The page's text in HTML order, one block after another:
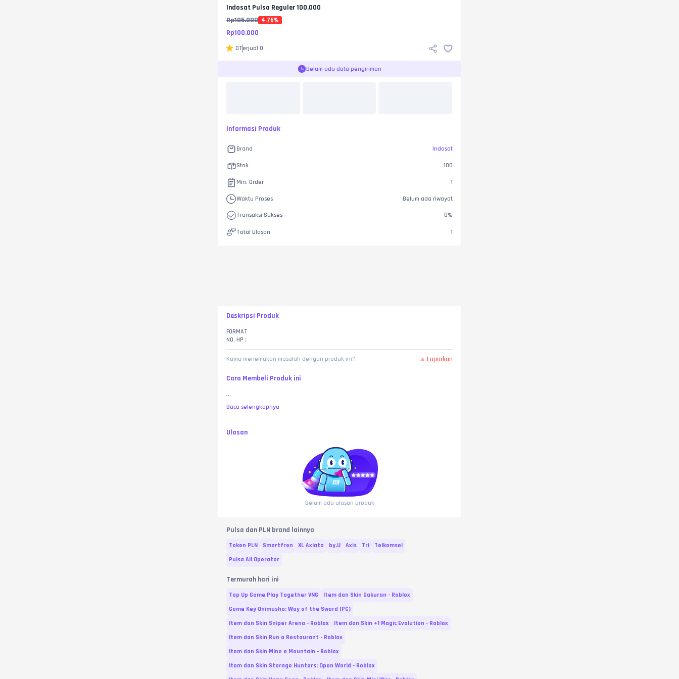
Indosat Pulsa Reguler 100.000
Rp105.000 4.76%
Rp100.000
0Terjual 0
Belum ada data pengiriman
Informasi Produk
Brand Indosat
Stok 100
Min. Order 1
Waktu Proses Belum ada riwayat
Transaksi Sukses 0%
Total Ulasan 1
Deskripsi Produk
FORMAT
NO. HP :
Kamu menemukan masalah dengan produk ini? Laporkan
Cara Membeli Produk ini
...
Baca selengkapnya
Ulasan
Belum ada ulasan produk
Pulsa dan PLN brand lainnya
Token PLN Smartfren XL Axiata by.U Axis Tri
Telkomsel
Pulsa All Operator
Termurah hari ini
Top Up Game Play Together VNG
Item dan Skin Gakuran - Roblox
Game Key Onimusha: Way of the Sword (PC)
Item dan Skin Sniper Arena - Roblox
Item dan Skin +1 Magic Evolution - Roblox
Item dan Skin Run a Restaurant - Roblox
Item dan Skin Mine a Mountain - Roblox
Item dan Skin Storage Hunters: Open World - Roblox